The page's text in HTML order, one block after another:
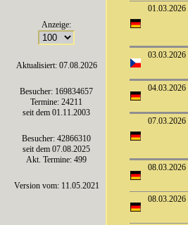
Anzeige:
Aktualisiert: 07.08.2026
Besucher: 169834657
Termine: 24211
seit dem 01.11.2003
Besucher: 42866310
seit dem 07.08.2025
Akt. Termine: 499
Version vom: 11.05.2021
01.03.2026
03.03.2026
04.03.2026
07.03.2026
08.03.2026
08.03.2026